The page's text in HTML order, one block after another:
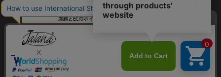
プライバシーポリシー
特定商取引法について
会社概要